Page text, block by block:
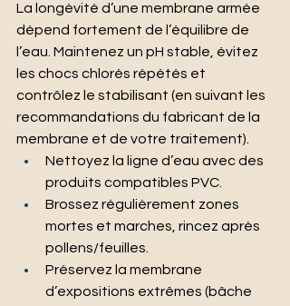
La longévité d’une membrane armée
dépend fortement de l’équilibre de
l’eau. Maintenez un pH stable, évitez
les chocs chlorés répétés et
contrôlez le stabilisant (en suivant les
recommandations du fabricant de la
membrane et de votre traitement).
Nettoyez la ligne d’eau avec des
produits compatibles PVC.
Brossez régulièrement zones
mortes et marches, rincez après
pollens/feuilles.
Préservez la membrane
d’expositions extrêmes (bâche